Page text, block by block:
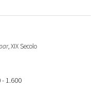
, XIX Secolo
- 1.600